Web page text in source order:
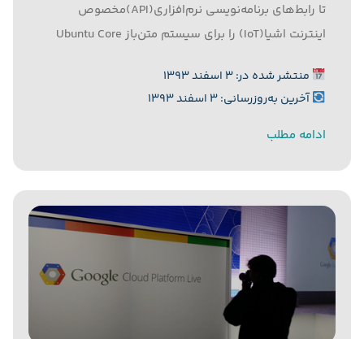
تا رابط‌های برنامه‌نویسی نرم‌افزاری(API)مخصوص
اینترنت اشیا(IoT) را برای سیستم متن‌باز Ubuntu Core
نظر دارد آن را به پلتفورم مخصوص...
منتشر شده در: ۳ اسفند ۱۳۹۳
آخرین به‌روزرسانی: ۳ اسفند ۱۳۹۳
ادامه مطلب